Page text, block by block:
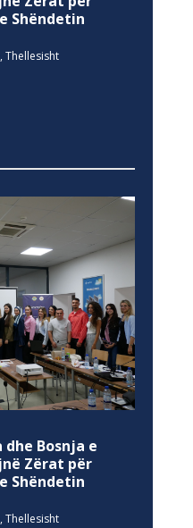
Shëndetin
, Thellesisht
dhe Bosnja e
Zërat për
Shëndetin
, Thellesisht